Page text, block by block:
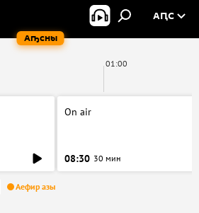
Аҧсны
АԤС
01:00
On air
08:30 30 мин
Аефир азы